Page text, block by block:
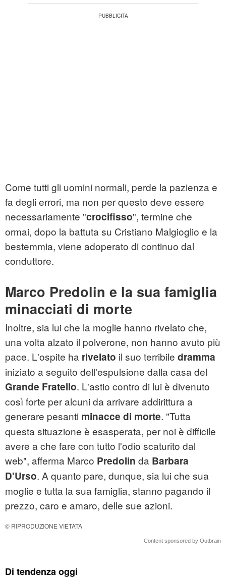
Come tutti gli uomini normali, perde la pazienza e
fa degli errori, ma non per questo deve essere
necessariamente "crocifisso", termine che
ormai, dopo la battuta su Cristiano Malgioglio e la
bestemmia, viene adoperato di continuo dal
conduttore.
Marco Predolin e la sua famiglia
minacciati di morte
Inoltre, sia lui che la moglie hanno rivelato che,
una volta alzato il polverone, non hanno avuto più
pace. L'ospite ha rivelato il suo terribile dramma
iniziato a seguito dell'espulsione dalla casa del
Grande Fratello. L'astio contro di lui è divenuto
così forte per alcuni da arrivare addirittura a
generare pesanti minacce di morte. "Tutta
questa situazione è esasperata, per noi è difficile
avere a che fare con tutto l'odio scaturito dal
web", afferma Marco Predolin da Barbara
D'Urso. A quanto pare, dunque, sia lui che sua
moglie e tutta la sua famiglia, stanno pagando il
prezzo, caro e amaro, delle sue azioni.
© RIPRODUZIONE VIETATA
Content sponsored by Outbrain
Di tendenza oggi